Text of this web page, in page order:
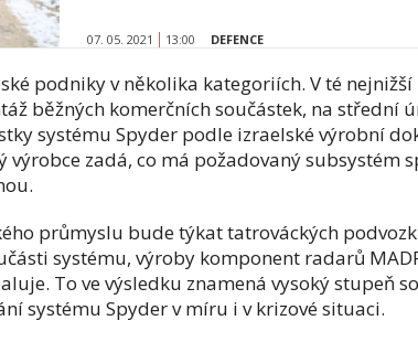
07. 05. 2021 13:00 DEFENCE
podniky v několika kategoriích. V té
běžných komerčních součástek, na střední
systému Spyder podle izraelské výrobní
výrobce zadá, co má požadovaný subsystém
průmyslu bude týkat tatrováckých
systému, výroby komponent radarů
To ve výsledku znamená vysoký stupeň
systému Spyder v míru i v krizové situaci.